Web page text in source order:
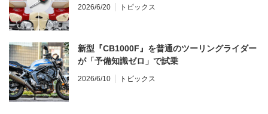
2026/6/20 トピックス
新型『CB1000F』を普通のツーリングライダー
が「予備知識ゼロ」で試乗
2026/6/10 トピックス